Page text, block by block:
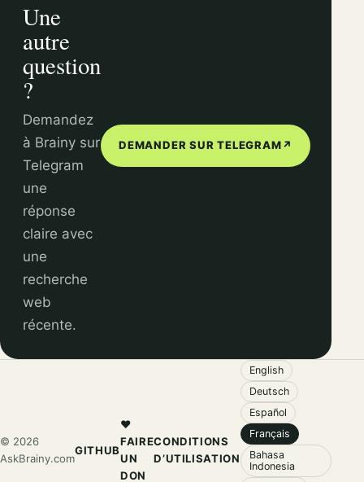
Une
autre
question
?
Demandez
à Brainy sur
Telegram
une
réponse
claire avec
une
recherche
web
récente.
DEMANDER SUR TELEGRAM↗
© 2026
AskBrainy.com
GITHUB
❤️
FAIRE
UN
DON
CONDITIONS
D’UTILISATION
English
Deutsch
Español
Français
Bahasa
Indonesia